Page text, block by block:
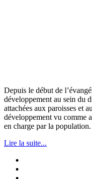
Depuis le début de
développement au sein du
attachées aux paroisses et
développement vu comme
en charge par la population.
Lire la suite...